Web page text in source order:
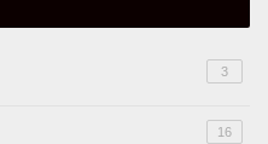
3
16